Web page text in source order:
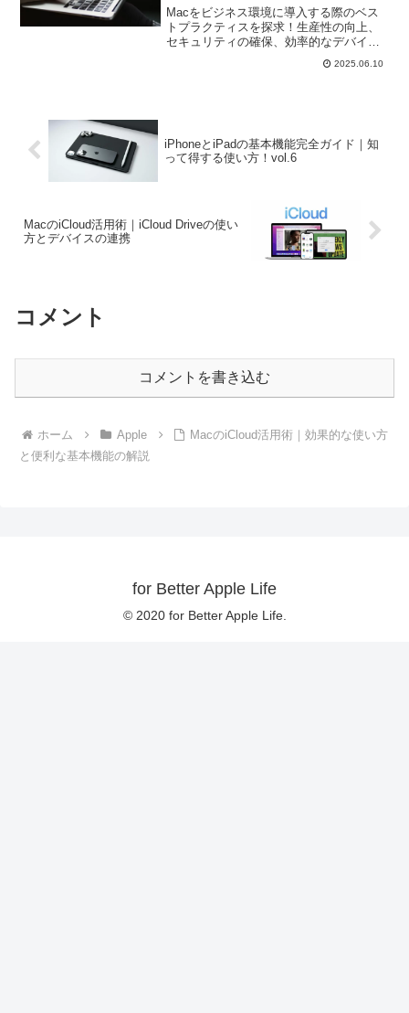
Macをビジネス環境に導入する際のベス
トプラクティスを探求！生産性の向上、
セキュリティの確保、効率的なデバイス
管理など、成功のためのガイドラインを
詳しく解説。ビジネスにおけるMacの最
2025.06.10
iPhoneとiPadの基本機能完全ガイド｜知
って得する使い方！vol.6
MacのiCloud活用術｜iCloud Driveの使い
方とデバイスの連携
コメント
コメントを書き込む
ホーム Apple
MacのiCloud活用術｜効果的な使い方
と便利な基本機能の解説
for Better Apple Life
© 2020 for Better Apple Life.